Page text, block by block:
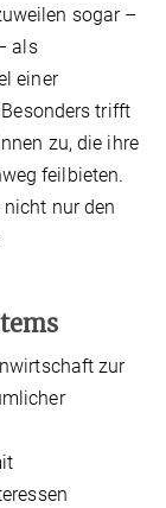
sogar –
als
einer
trifft
zu, die ihre
feilbieten.
nur den
zur